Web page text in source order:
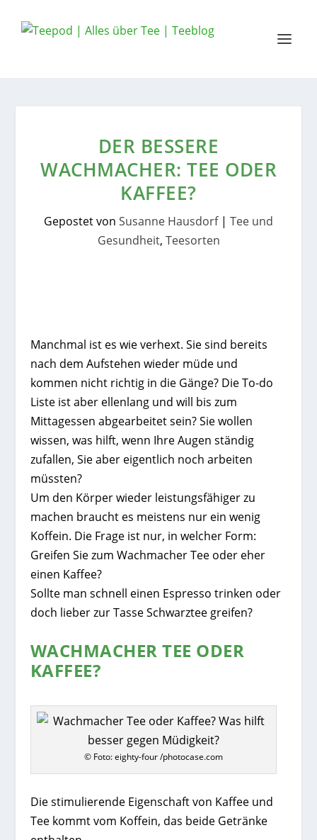
DER BESSERE
WACHMACHER: TEE ODER
KAFFEE?
Gepostet von Susanne Hausdorf| Tee und
Gesundheit, Teesorten
Manchmal ist es wie verhext. Sie sind bereits
nach dem Aufstehen wieder müde und
kommen nicht richtig in die Gänge? Die To-do
Liste ist aber ellenlang und will bis zum
Mittagessen abgearbeitet sein? Sie wollen
wissen, was hilft, wenn Ihre Augen ständig
zufallen, Sie aber eigentlich noch arbeiten
müssten?
Um den Körper wieder leistungsfähiger zu
machen braucht es meistens nur ein wenig
Koffein. Die Frage ist nur, in welcher Form:
Greifen Sie zum Wachmacher Tee oder eher
einen Kaffee?
Sollte man schnell einen Espresso trinken oder
doch lieber zur Tasse Schwarztee greifen?
WACHMACHER TEE ODER
KAFFEE?
© Foto: eighty-four /photocase.com
Die stimulierende Eigenschaft von Kaffee und
Tee kommt vom Koffein, das beide Getränke